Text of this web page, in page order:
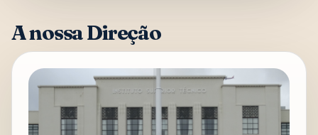
A nossa Direção